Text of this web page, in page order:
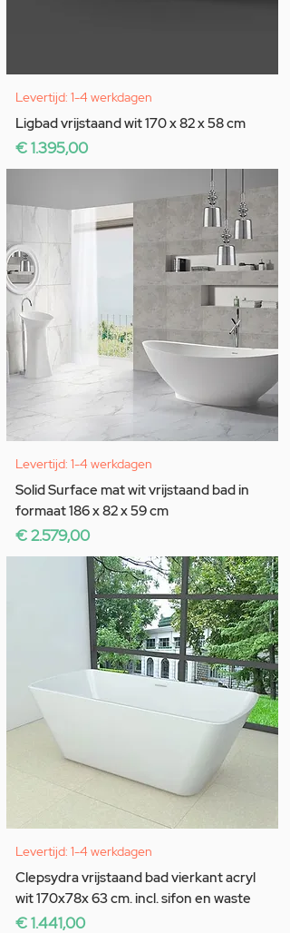
Levertijd: 1-4 werkdagen
Ligbad vrijstaand wit 170 x 82 x 58 cm
Prijs
€ 1.395,00
Levertijd: 1-4 werkdagen
Solid Surface mat wit vrijstaand bad in
formaat 186 x 82 x 59 cm
Prijs
€ 2.579,00
Levertijd: 1-4 werkdagen
Clepsydra vrijstaand bad vierkant acryl
wit 170x78x 63 cm. incl. sifon en waste
Prijs
€ 1.441,00